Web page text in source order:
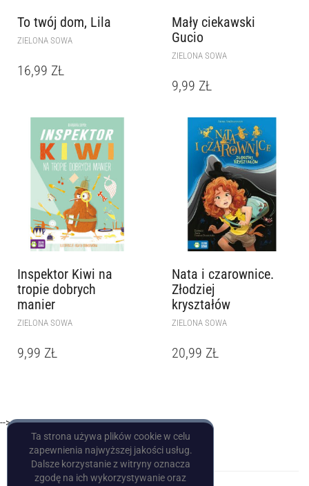
To twój dom, Lila
ZIELONA SOWA
16,99 ZŁ
Mały ciekawski
Gucio
ZIELONA SOWA
9,99 ZŁ
Inspektor Kiwi na
tropie dobrych
manier
ZIELONA SOWA
9,99 ZŁ
Nata i czarownice.
Złodziej
kryształów
ZIELONA SOWA
20,99 ZŁ
-->
Ta strona używa plików cookie w celu
zapewnienia najwyższej jakości usług.
Dalsze korzystanie z witryny oznacza
zgodę na ich wykorzystywanie oraz